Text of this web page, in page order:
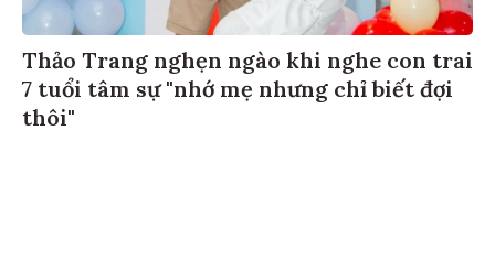
Thảo Trang nghẹn ngào khi nghe con trai
7 tuổi tâm sự "nhớ mẹ nhưng chỉ biết đợi
thôi"